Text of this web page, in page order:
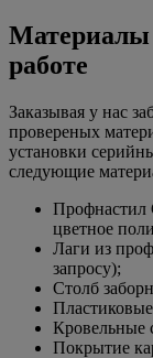
Материалы
работе
Заказывая у нас
провереных
установки
следующие
Профнастил
цветное
Лаги из
запросу);
Столб
Кровельные
Покрытие